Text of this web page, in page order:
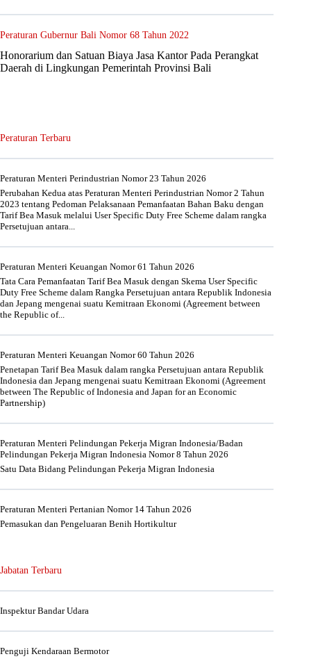
Peraturan Gubernur Bali Nomor 68 Tahun 2022
Honorarium dan Satuan Biaya Jasa Kantor Pada Perangkat
Daerah di Lingkungan Pemerintah Provinsi Bali
Peraturan Terbaru
Peraturan Menteri Perindustrian Nomor 23 Tahun 2026
Perubahan Kedua atas Peraturan Menteri Perindustrian Nomor 2 Tahun
2023 tentang Pedoman Pelaksanaan Pemanfaatan Bahan Baku dengan
Tarif Bea Masuk melalui User Specific Duty Free Scheme dalam rangka
Persetujuan antara...
Peraturan Menteri Keuangan Nomor 61 Tahun 2026
Tata Cara Pemanfaatan Tarif Bea Masuk dengan Skema User Specific
Duty Free Scheme dalam Rangka Persetujuan antara Republik Indonesia
dan Jepang mengenai suatu Kemitraan Ekonomi (Agreement between
the Republic of...
Peraturan Menteri Keuangan Nomor 60 Tahun 2026
Penetapan Tarif Bea Masuk dalam rangka Persetujuan antara Republik
Indonesia dan Jepang mengenai suatu Kemitraan Ekonomi (Agreement
between The Republic of Indonesia and Japan for an Economic
Partnership)
Peraturan Menteri Pelindungan Pekerja Migran Indonesia/Badan
Pelindungan Pekerja Migran Indonesia Nomor 8 Tahun 2026
Satu Data Bidang Pelindungan Pekerja Migran Indonesia
Peraturan Menteri Pertanian Nomor 14 Tahun 2026
Pemasukan dan Pengeluaran Benih Hortikultur
Jabatan Terbaru
Inspektur Bandar Udara
Penguji Kendaraan Bermotor